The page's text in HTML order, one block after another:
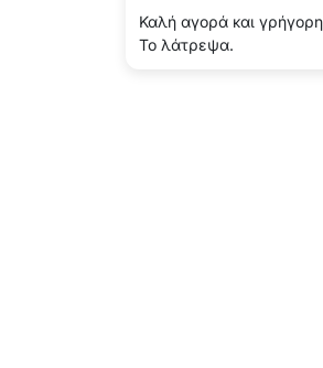
Καλή αγορά και
Το λάτρεψα.